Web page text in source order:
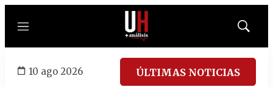
Menú
Mostrar
10 ago 2026 ÚLTIMAS NOTICIAS